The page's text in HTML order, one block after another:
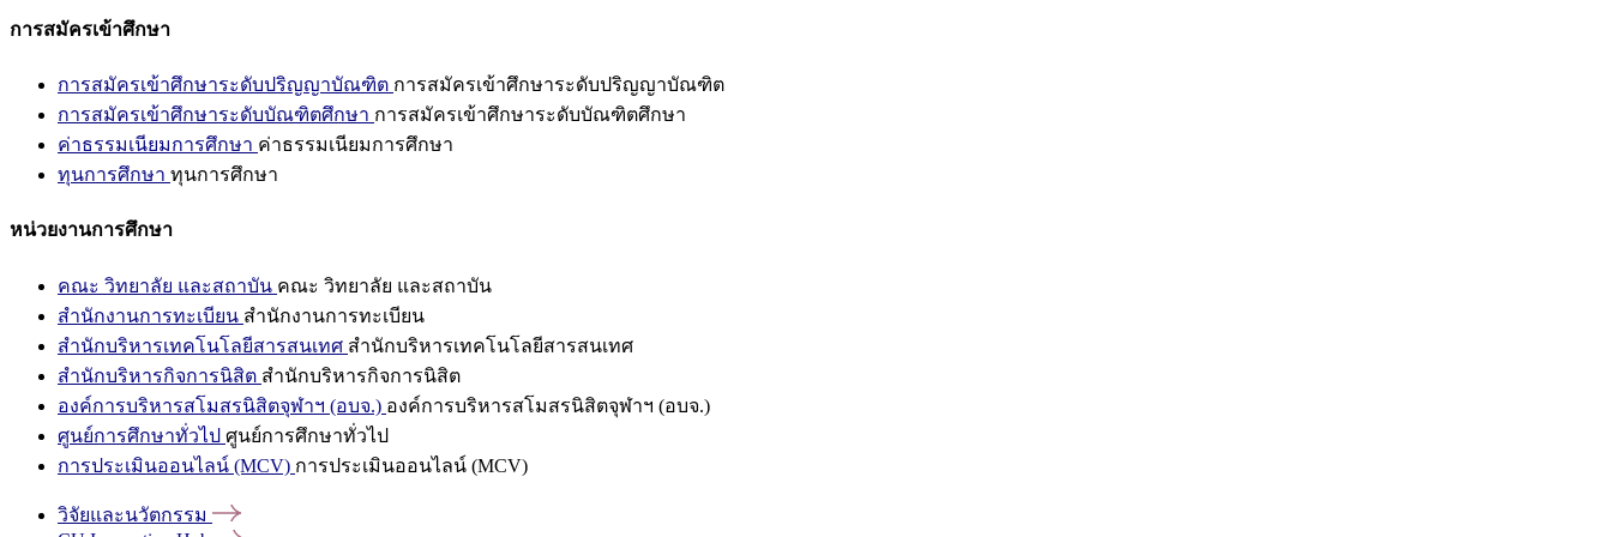
การสมัครเข้าศึกษา
การสมัครเข้าศึกษาระดับปริญญาบัณฑิต การสมัครเข้าศึกษาระดับปริญญาบัณฑิต
การสมัครเข้าศึกษาระดับบัณฑิตศึกษา การสมัครเข้าศึกษาระดับบัณฑิตศึกษา
ค่าธรรมเนียมการศึกษา ค่าธรรมเนียมการศึกษา
ทุนการศึกษา ทุนการศึกษา
หน่วยงานการศึกษา
คณะ วิทยาลัย และสถาบัน คณะ วิทยาลัย และสถาบัน
สำนักงานการทะเบียน สำนักงานการทะเบียน
สำนักบริหารเทคโนโลยีสารสนเทศ สำนักบริหารเทคโนโลยีสารสนเทศ
สำนักบริหารกิจการนิสิต สำนักบริหารกิจการนิสิต
องค์การบริหารสโมสรนิสิตจุฬาฯ (อบจ.) องค์การบริหารสโมสรนิสิตจุฬาฯ (อบจ.)
ศูนย์การศึกษาทั่วไป ศูนย์การศึกษาทั่วไป
การประเมินออนไลน์ (MCV) การประเมินออนไลน์ (MCV)
วิจัยและนวัตกรรม